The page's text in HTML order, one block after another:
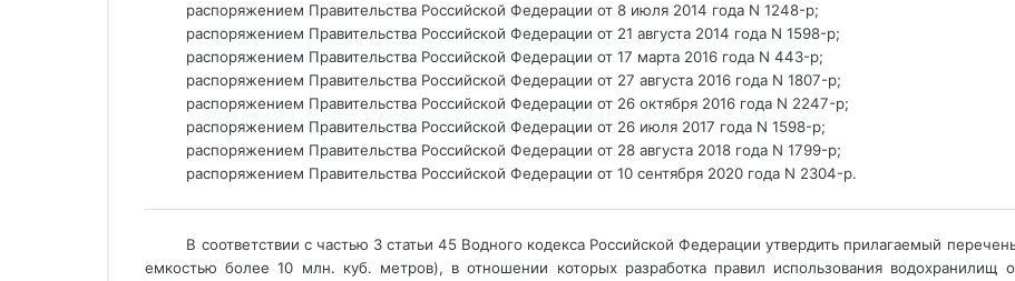
распоряжением Правительства Российской Федерации от 8 июля 2014 года N 1248-р;
распоряжением Правительства Российской Федерации от 21 августа 2014 года N 1598-р;
распоряжением Правительства Российской Федерации от 17 марта 2016 года N 443-р;
распоряжением Правительства Российской Федерации от 27 августа 2016 года N 1807-р;
распоряжением Правительства Российской Федерации от 26 октября 2016 года N 2247-р;
распоряжением Правительства Российской Федерации от 26 июля 2017 года N 1598-р;
распоряжением Правительства Российской Федерации от 28 августа 2018 года N 1799-р;
распоряжением Правительства Российской Федерации от 10 сентября 2020 года N 2304-р.
В соответствии с частью 3 статьи 45 Водного кодекса Российской Федерации утвердить прилагаемый
емкостью более 10 млн. куб. метров), в отношении которых разработка правил использования водохранилищ